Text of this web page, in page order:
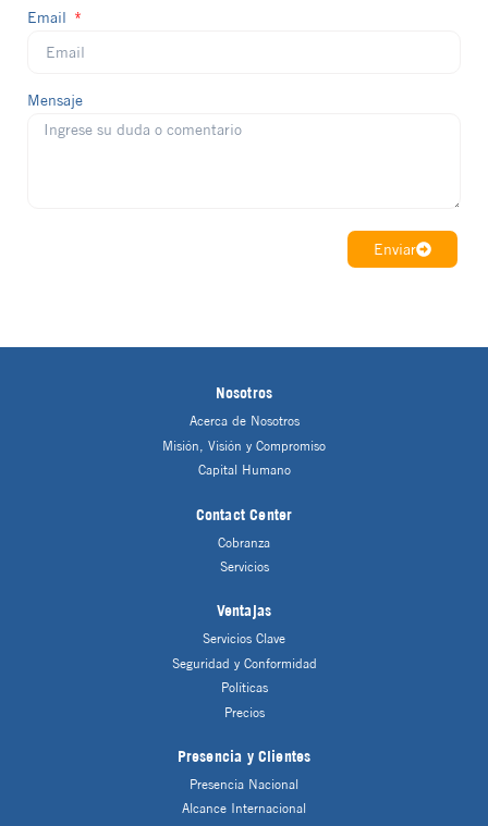
Email
Mensaje
Enviar
Nosotros
Acerca de Nosotros
Misión, Visión y Compromiso
Capital Humano
Contact Center
Cobranza
Servicios
Ventajas
Servicios Clave
Seguridad y Conformidad
Políticas
Precios
Presencia y Clientes
Presencia Nacional
Alcance Internacional